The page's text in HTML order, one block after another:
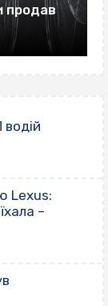
продав
Lexus:
–